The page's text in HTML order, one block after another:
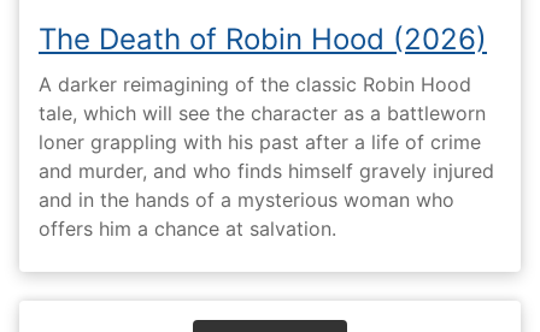
The Death of Robin Hood (2026)
A darker reimagining of the classic Robin Hood
tale, which will see the character as a battleworn
loner grappling with his past after a life of crime
and murder, and who finds himself gravely injured
and in the hands of a mysterious woman who
offers him a chance at salvation.